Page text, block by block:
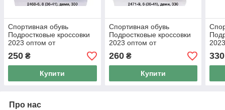
Спортивная обувь
Подростковые кроссовки
2023 оптом от
производителя Swin (36-
41)
250 ₴
Купити
Спортивная обувь
Подростковые кроссовки
2023 оптом от
производителя Swin (36-
41)
260₴
Купити
41)
330
Про нас